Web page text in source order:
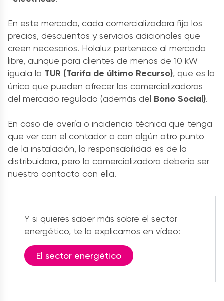
En este mercado, cada comercializadora fija los
precios, descuentos y servicios adicionales que
creen necesarios. Holaluz pertenece al mercado
libre, aunque para clientes de menos de 10 kW
iguala la TUR (Tarifa de último Recurso), que es lo
único que pueden ofrecer las comercializadoras
del mercado regulado (además del Bono Social).
En caso de avería o incidencia técnica que tenga
que ver con el contador o con algún otro punto
de la instalación, la responsabilidad es de la
distribuidora, pero la comercializadora debería ser
nuestro contacto con ella.
Y si quieres saber más sobre el sector
energético, te lo explicamos en vídeo:
El sector energético